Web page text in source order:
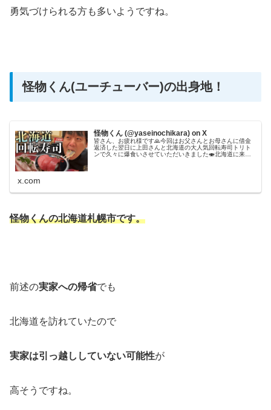
勇気づけられる方も多いようですね。
怪物くん(ユーチューバー)の出身地！
怪物くん (@yaseinochikara) on X
皆さん、お疲れ様です🙏今回はお父さんとお母さんに借金
返済した翌日に上田さんと北海道の大人気回転寿司トリト
ンで久々に爆食いさせていただいきました🍣北海道に来た
x.com
怪物くんの北海道札幌市です。
前述の実家への帰省でも
北海道を訪れていたので
実家は引っ越ししていない可能性が
高そうですね。